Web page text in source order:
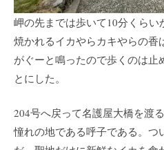
岬の先までは歩いて10分くら
焼かれるイカやらカキやらの香
がぐーと鳴ったので歩くのは止
とにした。
204号へ戻って名護屋大橋を渡
憧れの地である呼子である。つ